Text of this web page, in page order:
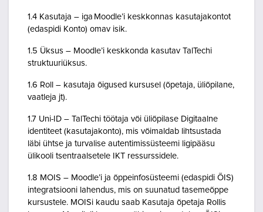
1.4 Kasutaja – iga Moodle’i keskkonnas kasutajakontot
(edaspidi Konto) omav isik.
1.5 Üksus – Moodle’i keskkonda kasutav TalTechi
struktuuriüksus.
1.6 Roll – kasutaja õigused kursusel (õpetaja, üliõpilane,
vaatleja jt).
1.7 Uni-ID – TalTechi töötaja või üliõpilase Digitaalne
identiteet (kasutajakonto), mis võimaldab lihtsustada
läbi ühtse ja turvalise autentimissüsteemi ligipääsu
ülikooli tsentraalsetele IKT ressurssidele.
1.8 MOIS – Moodle’i ja õppeinfosüsteemi (edaspidi ÕIS)
integratsiooni lahendus, mis on suunatud tasemeõppe
kursustele. MOISi kaudu saab Kasutaja õpetaja Rollis